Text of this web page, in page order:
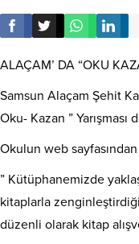
ALAÇAM’ DA “OKU
Samsun Alaçam Şehit
Oku- Kazan ” Yarışması
Okulun web
” Kütüphanemizde
kitaplarla
düzenli olarak kitap